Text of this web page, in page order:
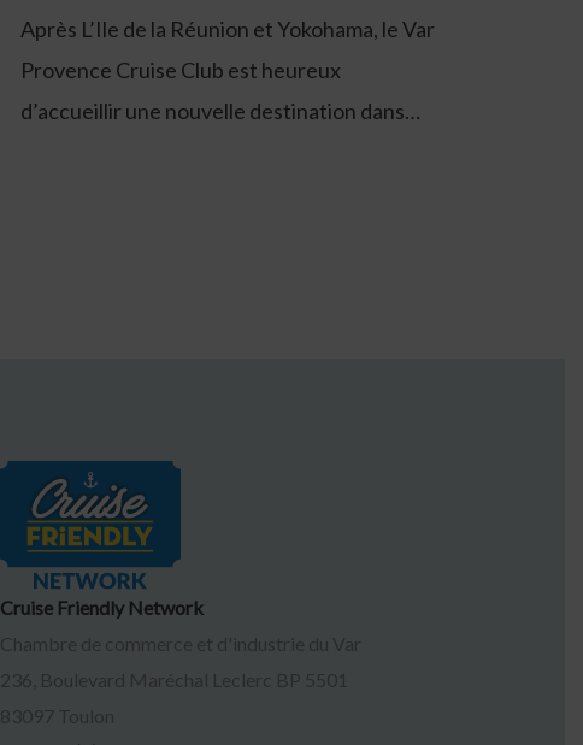
Après L’Ile de la Réunion et Yokohama, le Var
Provence Cruise Club est heureux
d’accueillir une nouvelle destination dans…
Cruise Friendly Network
Chambre de commerce et d'industrie du Var
236, Boulevard Maréchal Leclerc BP 5501
83097 Toulon